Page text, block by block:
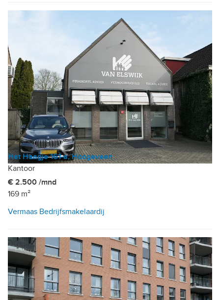
Het Haagje 161-a, Hoogeveen
Kantoor
€ 2.500 /mnd
169 m²
Vermaas Bedrijfsmakelaardij